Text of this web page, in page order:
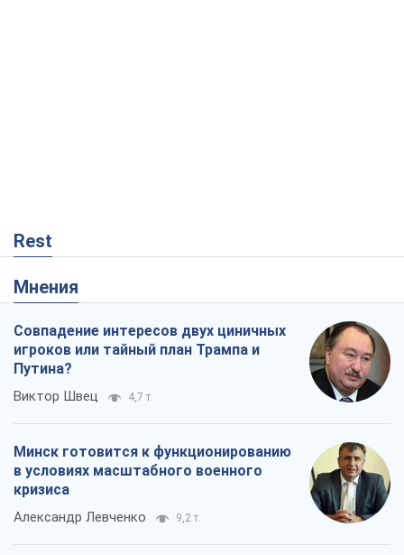
Rest
Мнения
Совпадение интересов двух циничных
игроков или тайный план Трампа и
Путина?
Виктор Швец 4,7 т.
Минск готовится к функционированию
в условиях масштабного военного
кризиса
Александр Левченко 9,2 т.